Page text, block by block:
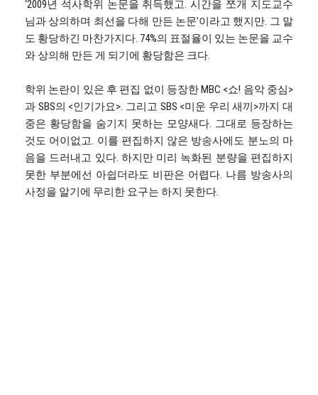
‘2009년 석사학위 논문을 취득했고. 시간을 쪼개 지도교수
님과 상의하며 최선을 다해 만든 논문’이라고 했지만. 그 말
도 황당하긴 마찬가지다. 74%의 표절율이 있는 논문을 교수
와 상의해 만든 게 되기에 황당함은 크다.
학위 논란이 있은 후 편집 없이 등장한 MBC <쇼! 음악 중심>
과 SBS의 <인기가요>. 그리고 SBS <미운 우리 새끼>까지 대
중은 황당함을 숨기지 못하는 모양새다. 그대로 등장하는
것도 어이없고. 이를 편집하지 않은 방송사에도 분노의 마
음을 드러내고 있다. 하지만 미리 녹화된 분량을 편집하지
못한 부분에선 아쉽더라도 비판은 어렵다. 나름 방송사의
사정을 알기에 무리한 요구는 하지 못한다.